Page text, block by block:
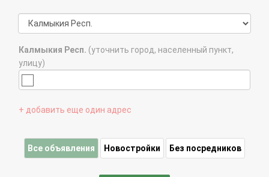
Калмыкия Респ. (уточнить город, населенный пункт,
улицу)
+ добавить еще один адрес
Все объявления Новостройки Без посредников